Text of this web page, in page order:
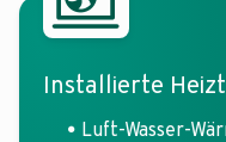
Installierte
Luft-Wasser-